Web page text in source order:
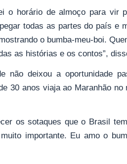
o horário de almoço para vir
todas as partes do país e
o bumba-meu-boi.
as histórias e os contos”,
não deixou a oportunidade
30 anos viaja ao Maranhão
os sotaques que o Brasil
importante. Eu amo o